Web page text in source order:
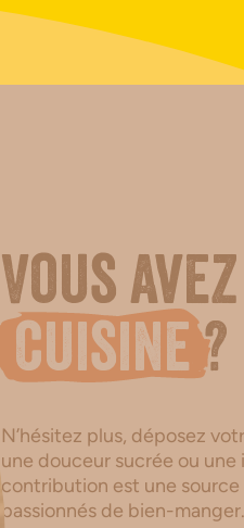
Vous
cuisine ?
N’hésitez plus, déposez
une douceur sucrée ou
contribution est une
passionnés de bien-manger.